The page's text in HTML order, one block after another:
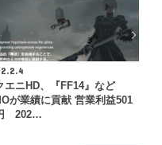
エニHD、『FF14』など
が業績に貢献 営業利益501
202…